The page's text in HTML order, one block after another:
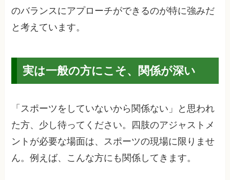
のバランスにアプローチができるのが特に強みだ
と考えています。
実は一般の方にこそ、関係が深い
「スポーツをしていないから関係ない」と思われ
た方、少し待ってください。四肢のアジャストメ
ントが必要な場面は、スポーツの現場に限りませ
ん。例えば、こんな方にも関係してきます。